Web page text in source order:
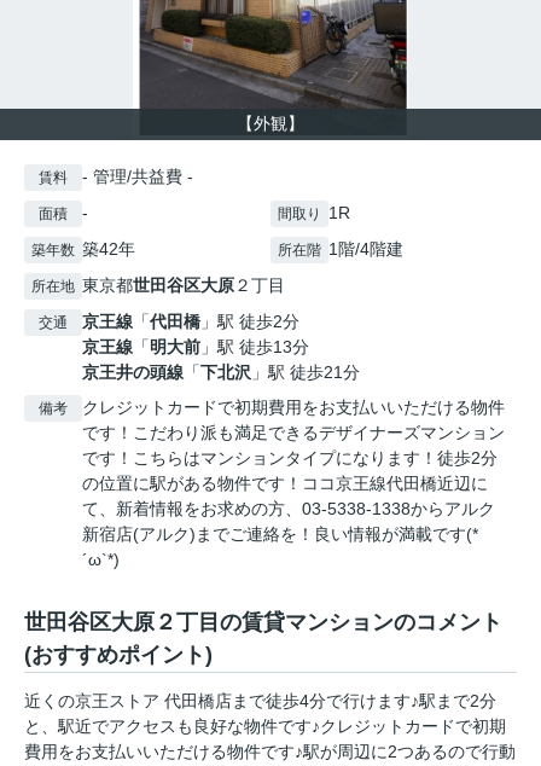
【外観】
賃料 - 管理/共益費 -
面積 - 間取り 1R
築年数 築42年 所在階 1階/4階建
所在地 東京都世田谷区大原２丁目
交通 京王線 「代田橋 」駅 徒歩2分
京王線 「明大前 」駅 徒歩13分
京王井の頭線 「下北沢 」駅 徒歩21分
備考
クレジットカードで初期費用をお支払いいただける物件
です！こだわり派も満足できるデザイナーズマンション
です！こちらはマンションタイプになります！徒歩2分
の位置に駅がある物件です！ココ京王線代田橋近辺に
て、新着情報をお求めの方、03-5338-1338からアルク
新宿店(アルク)までご連絡を！良い情報が満載です(*
´ω`*)
世田谷区大原２丁目の賃貸マンションのコメント
(おすすめポイント)
近くの京王ストア 代田橋店まで徒歩4分で行けます♪駅まで2分
と、駅近でアクセスも良好な物件です♪クレジットカードで初期
費用をお支払いいただける物件です♪駅が周辺に2つあるので行動